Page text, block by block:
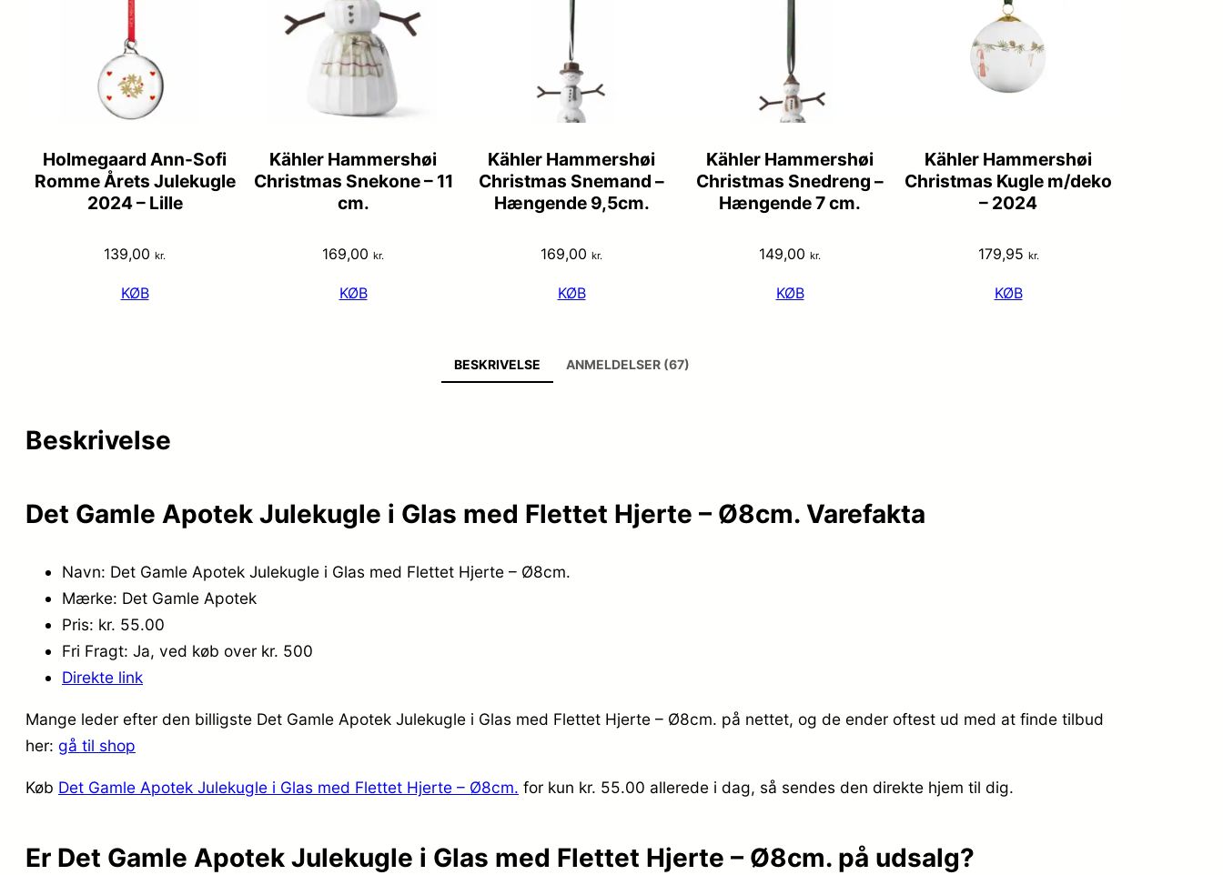
Holmegaard Ann-Sofi
Romme Årets Julekugle
2024 – Lille
139,00 kr.
KØB
Kähler Hammershøi
Christmas Snekone – 11
cm.
169,00 kr.
KØB
Kähler Hammershøi
Christmas Snemand –
Hængende 9,5cm.
169,00 kr.
KØB
Kähler Hammershøi
Christmas Snedreng –
Hængende 7 cm.
149,00 kr.
KØB
Kähler Hammershøi
Christmas Kugle m/deko
– 2024
179,95 kr.
KØB
BESKRIVELSE ANMELDELSER (67)
Beskrivelse
Det Gamle Apotek Julekugle i Glas med Flettet Hjerte – Ø8cm. Varefakta
Navn: Det Gamle Apotek Julekugle i Glas med Flettet Hjerte – Ø8cm.
Mærke: Det Gamle Apotek
Pris: kr. 55.00
Fri Fragt: Ja, ved køb over kr. 500
Direkte link
Mange leder efter den billigste Det Gamle Apotek Julekugle i Glas med Flettet Hjerte – Ø8cm. på nettet, og de ender oftest ud med at finde tilbud
her: gå til shop
Køb Det Gamle Apotek Julekugle i Glas med Flettet Hjerte – Ø8cm. for kun kr. 55.00 allerede i dag, så sendes den direkte hjem til dig.
Er Det Gamle Apotek Julekugle i Glas med Flettet Hjerte – Ø8cm. på udsalg?